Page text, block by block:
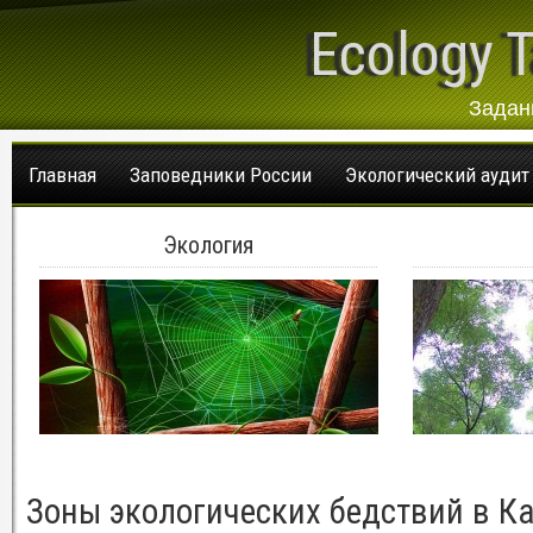
Ecology
Главная Заповедники России Экологический аудит
Экология
Зоны экологических бедствий в